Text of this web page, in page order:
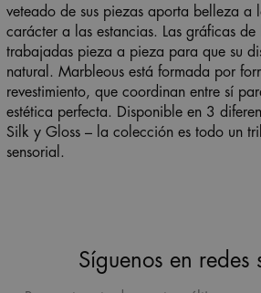
veteado de sus piezas aporta belleza a
carácter a las estancias. Las gráficas
trabajadas pieza a pieza para que su
natural. Marbleous está formada por
revestimiento, que coordinan entre sí
estética perfecta. Disponible en 3
Silk y Gloss – la colección es todo un
sensorial.
Síguenos en redes